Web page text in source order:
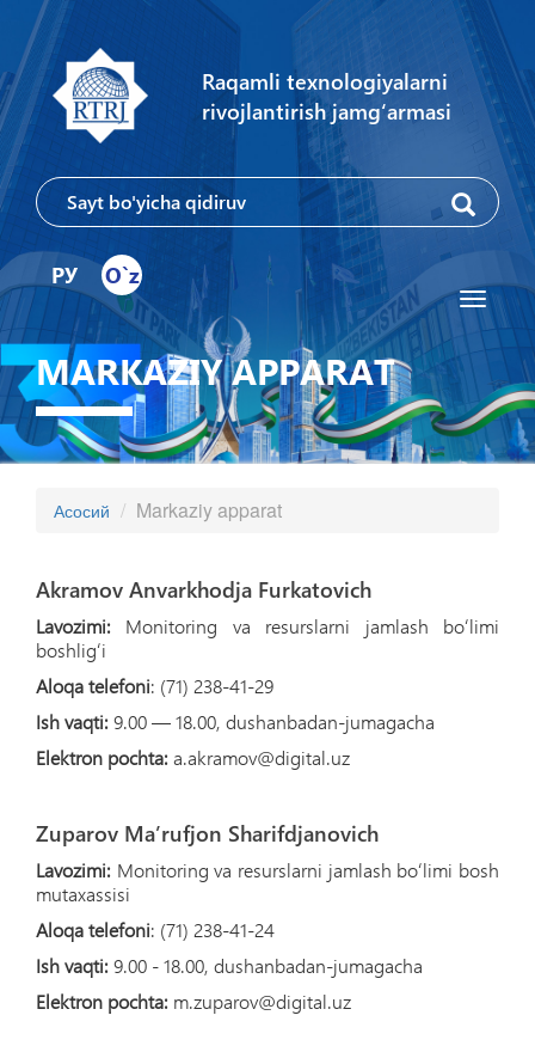
Raqamli texnologiyalarni
rivojlantirish jamg‘armasi
РУ O`z
Toggle
MARKAZIY APPARAT
Асосий Markaziy apparat
Akramov Anvarkhodja Furkatovich
Lavozimi: Monitoring va resurslarni jamlash boʻlimi
boshligʻi
Aloqa telefoni: (71) 238-41-29
Ish vaqti:9.00 — 18.00, dushanbadan-jumagacha
Elektron pochta:a.akramov@digital.uz
Zuparov Maʼrufjon Sharifdjanovich
Lavozimi: Monitoring va resurslarni jamlash boʻlimi bosh
mutaxassisi
Aloqa telefoni: (71) 238-41-24
Ish vaqti:9.00 - 18.00, dushanbadan-jumagacha
Elektron pochta: m.zuparov@digital.uz